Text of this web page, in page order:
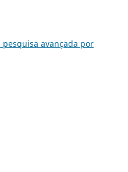
avançada por